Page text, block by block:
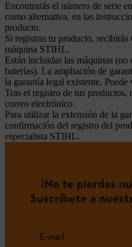
Encontrarás el número de serie
como alternativa, en las
producto.
Si registras tu producto, recibirás
máquina STIHL.
Están incluidas las máquinas
baterías). La ampliación de
la garantía legal existente,
Tras el registro de tus
correo electrónico.
Para utilizar la extensión de la
confirmación del registro del
especialista STIHL.
¡No te pierdas
Suscríbete a
E-mail